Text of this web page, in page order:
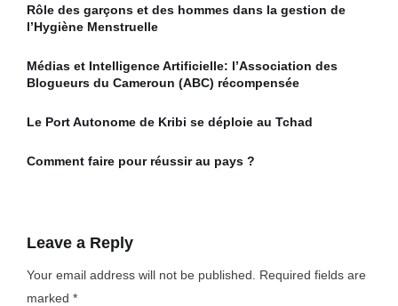
Rôle des garçons et des hommes dans la gestion de
l’Hygiène Menstruelle
Médias et Intelligence Artificielle: l’Association des
Blogueurs du Cameroun (ABC) récompensée
Le Port Autonome de Kribi se déploie au Tchad
Comment faire pour réussir au pays ?
Leave a Reply
Your email address will not be published.
Required fields are
marked *